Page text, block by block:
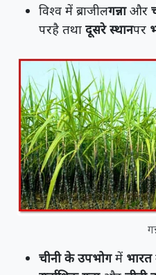
विश्व में ब्राजीलगन्नाऔर
परहै तथा दूसरे स्थानपर
चीनी के उपभोगमें भारत